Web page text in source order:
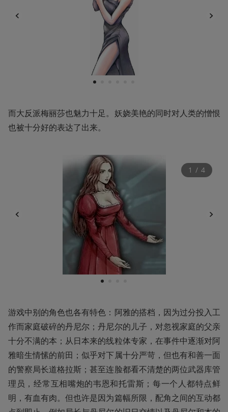
1
而大反派梅丽莎也魅力十足。妖娆美艳的同时对人类的憎恨
也被十分好的表达了出来。
1
1 / 4
游戏中别的角色也各有特色：阿雅的搭档，因为过分投入工
作而家庭破碎的丹尼尔；丹尼尔的儿子，对忽视家庭的父亲
十分不满的本；从日本来的线粒体专家，在事件中逐渐对阿
雅暗生情愫的前田；似乎对下属十分严苛，但也有和善一面
的警察局长道格拉斯；甚至连脸都看不清楚的两位武器库管
理员，经常互相嘴炮的韦恩和托雷斯；每一个人都特点鲜
明，有血有肉。但也许是因为篇幅所限，配角之间的互动都